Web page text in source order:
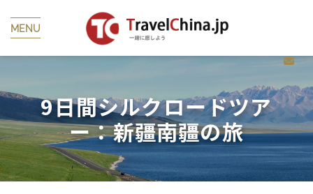
MENU
9日間シルクロードツア
ー：新疆南疆の旅